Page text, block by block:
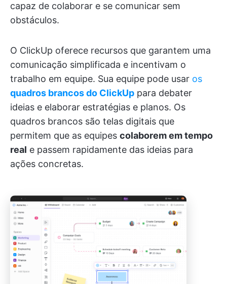
capaz de colaborar e se comunicar sem
obstáculos.
O ClickUp oferece recursos que garantem uma
comunicação simplificada e incentivam o
trabalho em equipe. Sua equipe pode usar os
quadros brancos do ClickUp para debater
ideias e elaborar estratégias e planos. Os
quadros brancos são telas digitais que
permitem que as equipes colaborem em tempo
real e passem rapidamente das ideias para
ações concretas.